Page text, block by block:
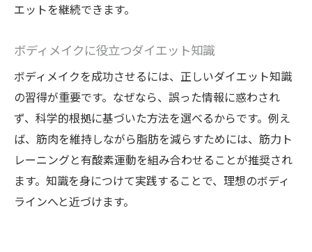
エットを継続できます。
ボディメイクに役立つダイエット知識
ボディメイクを成功させるには、正しいダイエット知識
の習得が重要です。なぜなら、誤った情報に惑わされ
ず、科学的根拠に基づいた方法を選べるからです。例え
ば、筋肉を維持しながら脂肪を減らすためには、筋力ト
レーニングと有酸素運動を組み合わせることが推奨され
ます。知識を身につけて実践することで、理想のボディ
ラインへと近づけます。